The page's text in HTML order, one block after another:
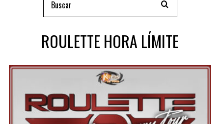
ROULETTE HORA LÍMITE